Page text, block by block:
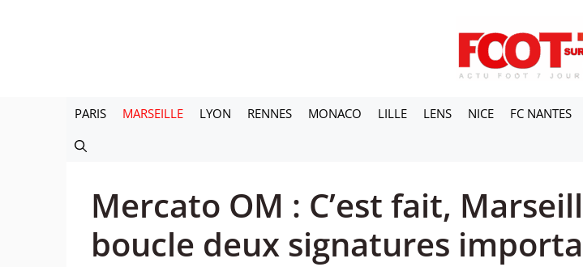
PARIS MARSEILLE LYON RENNES MONACO LILLE LENS NICE FC NANTES
Mercato OM : C’est fait,
boucle deux signatures